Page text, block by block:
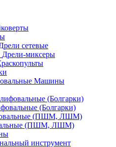
сетевые
Дрели-миксеры
Машины
(Болгарки)
(ПШМ, ЛШМ)